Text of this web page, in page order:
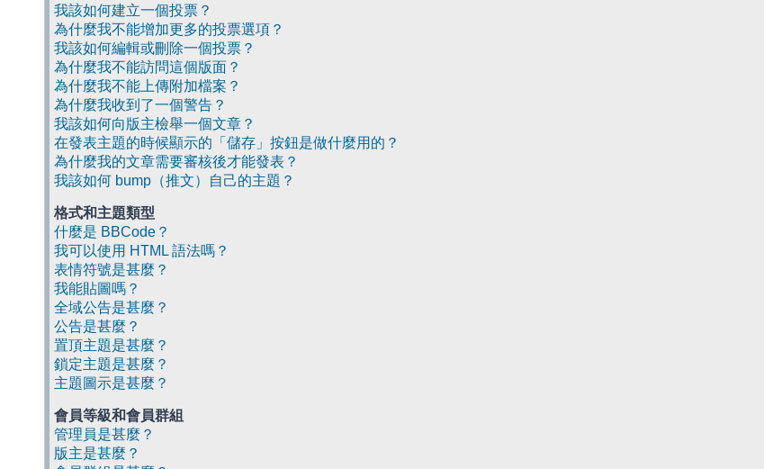
我該如何建立一個投票？
為什麼我不能增加更多的投票選項？
我該如何編輯或刪除一個投票？
為什麼我不能訪問這個版面？
為什麼我不能上傳附加檔案？
為什麼我收到了一個警告？
我該如何向版主檢舉一個文章？
在發表主題的時候顯示的「儲存」按鈕是做什麼用的？
為什麼我的文章需要審核後才能發表？
我該如何 bump（推文）自己的主題？
格式和主題類型
什麼是 BBCode？
我可以使用 HTML 語法嗎？
表情符號是甚麼？
我能貼圖嗎？
全域公告是甚麼？
公告是甚麼？
置頂主題是甚麼？
鎖定主題是甚麼？
主題圖示是甚麼？
會員等級和會員群組
管理員是甚麼？
版主是甚麼？